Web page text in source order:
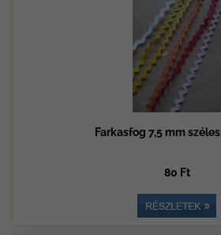
Farkasfog 7,5 mm
80 Ft